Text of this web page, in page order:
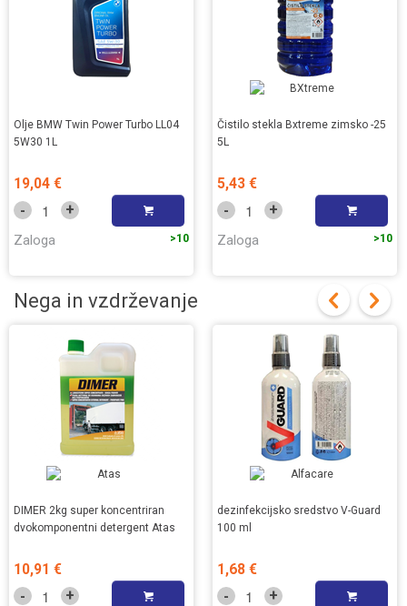
Olje BMW Twin Power Turbo LL04
5W30 1L
19,04 €
- +
Zaloga >10
Čistilo stekla Bxtreme zimsko -25
5L
5,43 €
- +
Zaloga >10
Nega in vzdrževanje
DIMER 2kg super koncentriran
dvokomponentni detergent Atas
10,91 €
- +
dezinfekcijsko sredstvo V-Guard
100 ml
1,68 €
- +